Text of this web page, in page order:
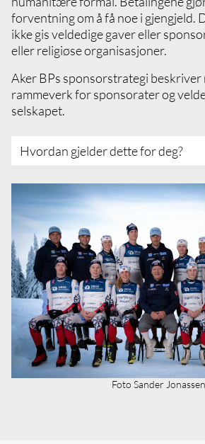
forventning om å få noe i gjengjeld.
ikke gis veldedige gaver eller
eller religiøse organisasjoner.
Aker BPs sponsorstrategi beskriver
rammeverk for sponsorater og
selskapet.
Hvordan gjelder dette for deg?
Sett deg inn i og forstå Aker
policy
Det skal ikke være noen
interesser involvert i
gaver eller sponsorstøtte til
på vegne av Aker BP.
Foto Sander Jonassen